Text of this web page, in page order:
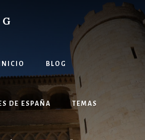
INICIO BLOG
DE ESPAÑA TEMAS